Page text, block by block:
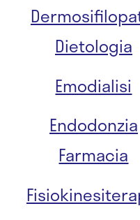
Dietologia
Emodialisi
Endodonzia
Farmacia